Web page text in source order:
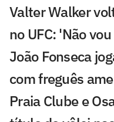
Valter Walker
no UFC: 'Não
João Fonseca
com freguês
Praia Clube e